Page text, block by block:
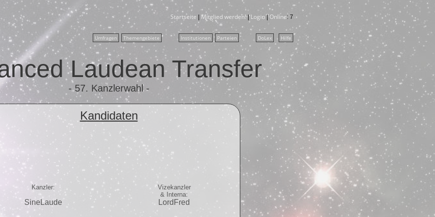
Startseite Mitglied werden!|Login| Online: 7
Umfragen Themengebiete Institutionen Parteien DoLex Hilfe
Laudean Transfer
- 57. Kanzlerwahl -
Kandidaten
Kanzler:
SineLaude
Vizekanzler
& Interna:
LordFred